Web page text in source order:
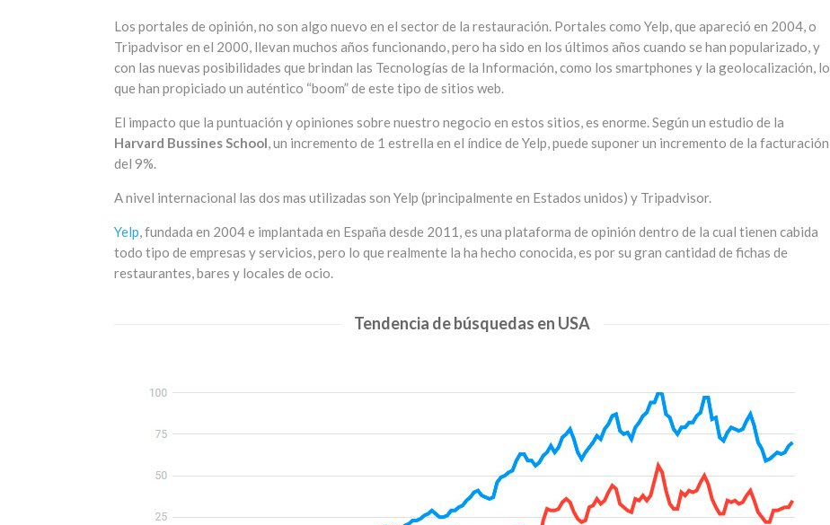
Los portales de opinión, no son algo nuevo en el sector de la restauración. Portales como Yelp, que apareció en 2004, o
Tripadvisor en el 2000, llevan muchos años funcionando, pero ha sido en los últimos años cuando se han popularizado, y
con las nuevas posibilidades que brindan las Tecnologías de la Información, como los smartphones y la geolocalización, lo
que han propiciado un auténtico “boom” de este tipo de sitios web.
El impacto que la puntuación y opiniones sobre nuestro negocio en estos sitios, es enorme. Según un estudio de la
Harvard Bussines School, un incremento de 1 estrella en el índice de Yelp, puede suponer un incremento de la facturación
del 9%.
A nivel internacional las dos mas utilizadas son Yelp (principalmente en Estados unidos) y Tripadvisor.
Yelp, fundada en 2004 e implantada en España desde 2011, es una plataforma de opinión dentro de la cual tienen cabida
todo tipo de empresas y servicios, pero lo que realmente la ha hecho conocida, es por su gran cantidad de fichas de
restaurantes, bares y locales de ocio.
Tendencia de búsquedas en USA